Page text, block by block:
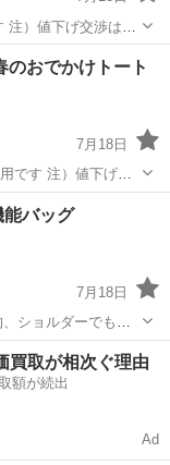
のおでかけトート
7月18日
マ
バッグ
7月18日
ショルダーでもハ
すくとてもおすす
は
買取が相次ぐ理由
額が続出
Ad